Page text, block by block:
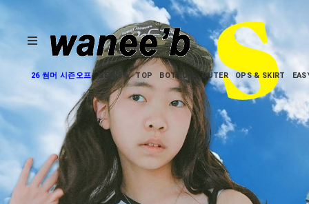
26 썸머 시즌오프 NEW 5% TOP BOTTOM OUTER OPS & SKIRT